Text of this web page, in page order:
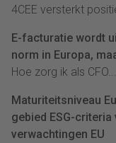
4CEE versterkt
E-facturatie wordt
norm in Europa,
Hoe zorg ik als CFO...
Maturiteitsniveau
gebied ESG-
verwachtingen EU